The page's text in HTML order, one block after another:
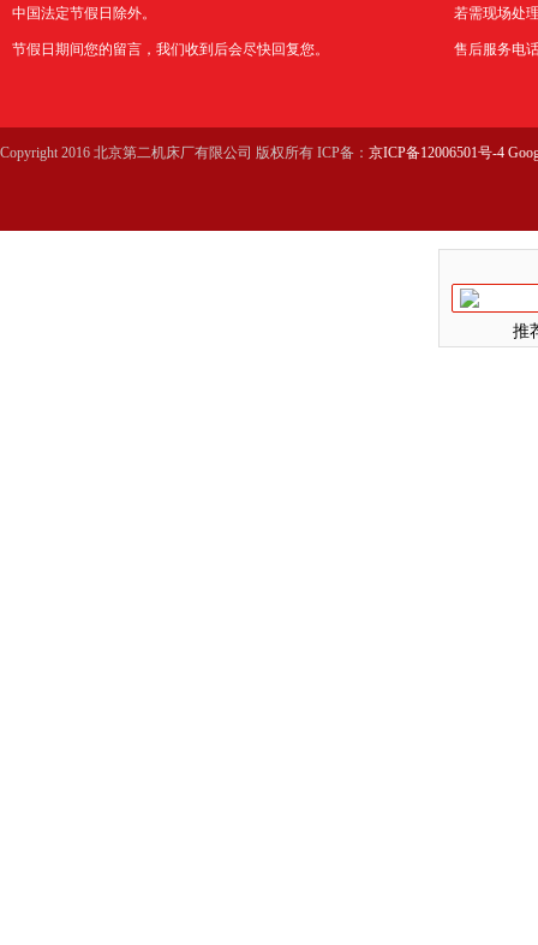
中国法定节假日除外。
节假日期间您的留言，我们收到后会尽快回复您。
若需现场处
售后服务电
Copyright 2016 北京第二机床厂有限公司 版权所有 ICP备： 京ICP备12006501号-4
推